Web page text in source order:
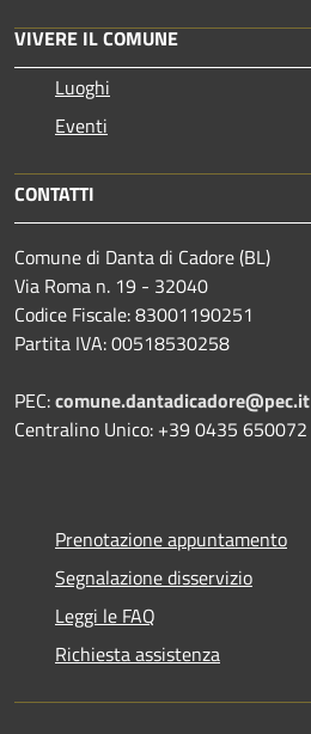
VIVERE IL COMUNE
Luoghi
Eventi
CONTATTI
Comune di Danta di Cadore (BL)
Via Roma n. 19 - 32040
Codice Fiscale: 83001190251
Partita IVA: 00518530258
PEC:comune.dantadicadore@pec.it
Centralino Unico: +39 0435 650072
Prenotazione appuntamento
Segnalazione disservizio
Leggi le FAQ
Richiesta assistenza